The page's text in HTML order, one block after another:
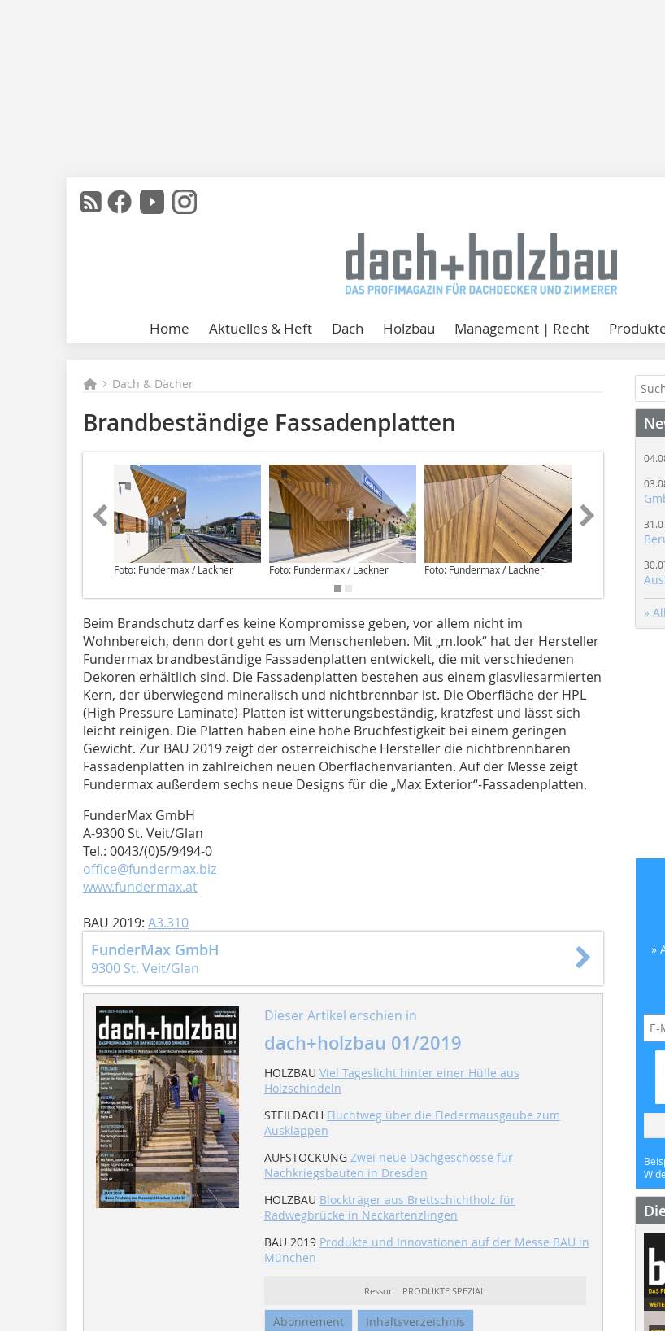
Home Aktuelles & Heft Dach Holzbau Management | Recht
Dach & Dächer
Brandbeständige Fassadenplatten
Foto: Fundermax / Lackner Foto: Fundermax / Lackner Foto: Fundermax / Lackner Foto: Fundermax /
Beim Brandschutz darf es keine Kompromisse geben, vor allem nicht im
Wohnbereich, denn dort geht es um Menschenleben. Mit „m.look“ hat der Hersteller
­Fundermax brandbeständige Fassadenplatten entwickelt, die mit verschiedenen
Dekoren erhältlich sind. Die Fassadenplatten bestehen aus einem glasvliesarmierten
Kern, der überwiegend mineralisch und nichtbrennbar ist. Die Oberfläche der HPL
(High Pressure Laminate)-Platten ist witterungsbeständig, kratzfest und lässt sich
leicht reinigen. Die Platten haben eine hohe Bruchfestigkeit bei einem geringen
Gewicht. Zur BAU 2019 zeigt der österreichische Hersteller die nichtbrennbaren
Fassadenplatten in zahlreichen neuen Oberflächenvarianten. Auf der Messe zeigt
Fundermax außerdem sechs neue Designs für die „Max Exterior“-Fassadenplatten.
FunderMax GmbH
A-9300 St. Veit/Glan
Tel.: 0043/(0)5/9494-0
office@fundermax.biz
www.fundermax.at
BAU 2019: A3.310
FunderMax GmbH
9300 St. Veit/Glan
Dieser Artikel erschien in
dach+holzbau 01/2019
HOLZBAU Viel Tageslicht hinter einer Hülle aus
Holzschindeln
STEILDACH Fluchtweg über die Fledermausgaube zum
Ausklappen
AUFSTOCKUNG Zwei neue Dachgeschosse für
Nachkriegsbauten in Dresden
HOLZBAU Blockträger aus Brettschichtholz für
Radwegbrücke in Neckartenzlingen
BAU 2019 Produkte und Innovationen auf der Messe BAU in
München
Ressort: PRODUKTE SPEZIAL
Abonnement Inhaltsverzeichnis
»
»